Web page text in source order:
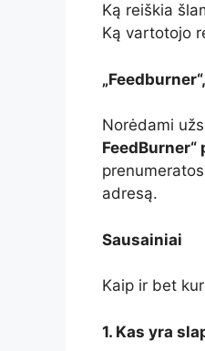
Ką reiškia
Ką vartotojo
Norėdami
FeedBurner“
adresą.
Sausainiai
Kaip ir bet
1. Kas yra